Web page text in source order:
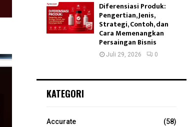
Diferensiasi Produk:
Pengertian, Jenis,
Strategi, Contoh, dan
Cara Memenangkan
Persaingan Bisnis
Juli 29, 2026 0
KATEGORI
Accurate
(58)